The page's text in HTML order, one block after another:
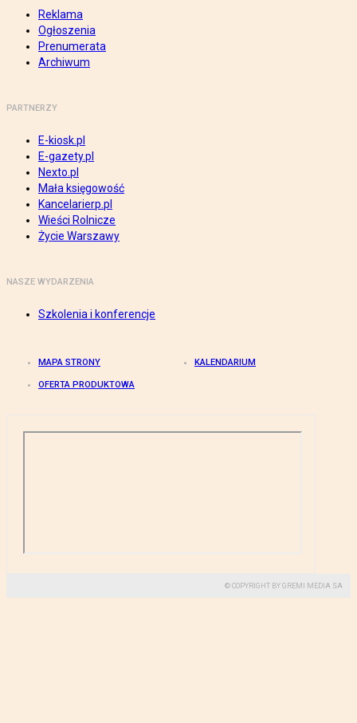
Reklama
Ogłoszenia
Prenumerata
Archiwum
PARTNERZY
E-kiosk.pl
E-gazety.pl
Nexto.pl
Mała księgowość
Kancelarierp.pl
Wieści Rolnicze
Życie Warszawy
NASZE WYDARZENIA
Szkolenia i konferencje
MAPA STRONY KALENDARIUM
OFERTA PRODUKTOWA
© COPYRIGHT BY GREMI MEDIA SA